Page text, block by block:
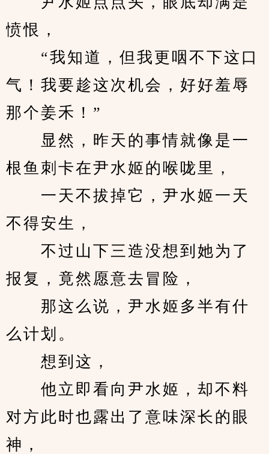
愤恨，
“我知道，但我更咽不下这口
气！我要趁这次机会，好好羞辱
那个姜禾！”
显然，昨天的事情就像是一
根鱼刺卡在尹水姬的喉咙里，
一天不拔掉它，尹水姬一天
不得安生，
不过山下三造没想到她为了
报复，竟然愿意去冒险，
那这么说，尹水姬多半有什
么计划。
想到这，
他立即看向尹水姬，却不料
对方此时也露出了意味深长的眼
神，